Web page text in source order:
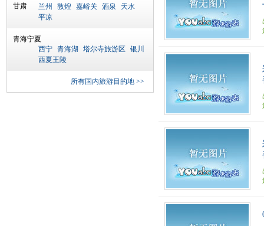
甘肃 兰州 敦煌 嘉峪关 酒泉
天水
平凉
青海宁夏
西宁 青海湖 塔尔寺旅游区
银川
西夏王陵
所有国内旅游目的地 >>